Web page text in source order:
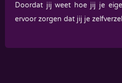
Doordat jij weet hoe jij je
ervoor zorgen dat jij je